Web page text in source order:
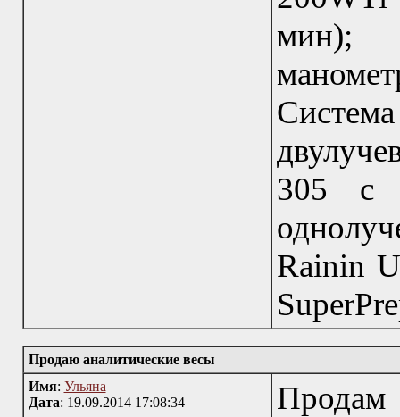
305 с
Rainin
Продаю аналитические весы
Имя: Ульяна
Дата: 19.09.2014 17:08:34
Продам